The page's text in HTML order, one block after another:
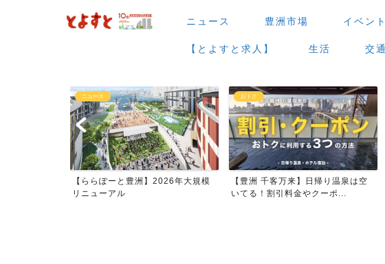
ニュース 豊洲市場 イベント
【とよすと求人】 生活 交通
おトク
【豊洲 千客万来】日帰り温泉は空
いてる！割引料金やクーポ...
グルメ
【豊洲 千客万来】1,000円以下グル
メまとめ